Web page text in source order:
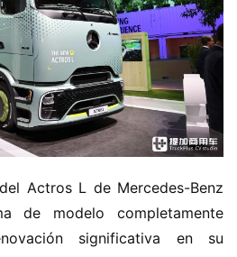
Actros L de Mercedes-Benz
de modelo completamente
significativa en su